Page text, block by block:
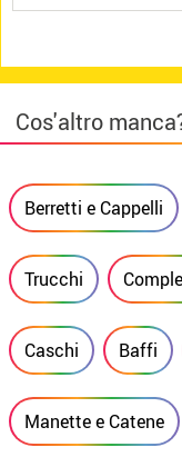
Cos'altro
Berretti e Cappelli
Trucchi
Caschi Baffi
Manette e Catene